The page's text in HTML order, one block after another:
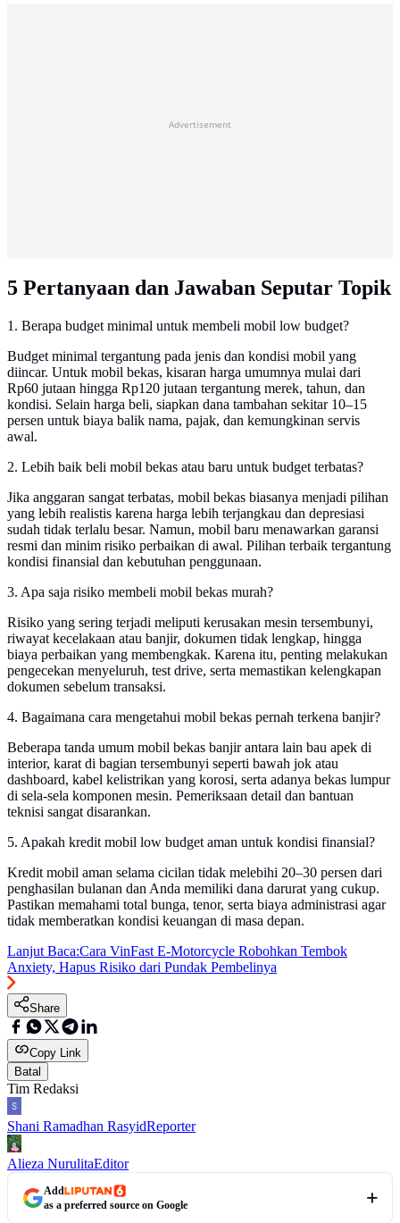
Advertisement
5 Pertanyaan dan Jawaban Seputar Topik
1. Berapa budget minimal untuk membeli mobil low budget?
Budget minimal tergantung pada jenis dan kondisi mobil yang
diincar. Untuk mobil bekas, kisaran harga umumnya mulai dari
Rp60 jutaan hingga Rp120 jutaan tergantung merek, tahun, dan
kondisi. Selain harga beli, siapkan dana tambahan sekitar 10–15
persen untuk biaya balik nama, pajak, dan kemungkinan servis
awal.
2. Lebih baik beli mobil bekas atau baru untuk budget terbatas?
Jika anggaran sangat terbatas, mobil bekas biasanya menjadi pilihan
yang lebih realistis karena harga lebih terjangkau dan depresiasi
sudah tidak terlalu besar. Namun, mobil baru menawarkan garansi
resmi dan minim risiko perbaikan di awal. Pilihan terbaik tergantung
kondisi finansial dan kebutuhan penggunaan.
3. Apa saja risiko membeli mobil bekas murah?
Risiko yang sering terjadi meliputi kerusakan mesin tersembunyi,
riwayat kecelakaan atau banjir, dokumen tidak lengkap, hingga
biaya perbaikan yang membengkak. Karena itu, penting melakukan
pengecekan menyeluruh, test drive, serta memastikan kelengkapan
dokumen sebelum transaksi.
4. Bagaimana cara mengetahui mobil bekas pernah terkena banjir?
Beberapa tanda umum mobil bekas banjir antara lain bau apek di
interior, karat di bagian tersembunyi seperti bawah jok atau
dashboard, kabel kelistrikan yang korosi, serta adanya bekas lumpur
di sela-sela komponen mesin. Pemeriksaan detail dan bantuan
teknisi sangat disarankan.
5. Apakah kredit mobil low budget aman untuk kondisi finansial?
Kredit mobil aman selama cicilan tidak melebihi 20–30 persen dari
penghasilan bulanan dan Anda memiliki dana darurat yang cukup.
Pastikan memahami total bunga, tenor, serta biaya administrasi agar
tidak memberatkan kondisi keuangan di masa depan.
Lanjut Baca:Cara VinFast E-Motorcycle Robohkan Tembok
Anxiety, Hapus Risiko dari Pundak Pembelinya
Share
Copy Link
Batal
Tim Redaksi
Shani Ramadhan RasyidReporter
Alieza NurulitaEditor
Add
as a preferred source on Google